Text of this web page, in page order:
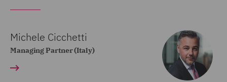
Michele Cicchetti
Managing Partner (Italy)